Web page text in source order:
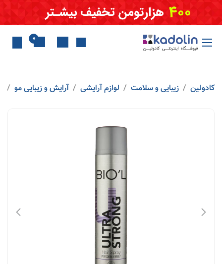
Skip to Content
0
کادولین زیبایی و سلامت لوازم آرایشی آرایش و زیبایی مو